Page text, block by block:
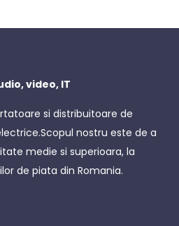
video, IT
si distribuitoare de
nostru este de a
medie si superioara, la
de piata din Romania.